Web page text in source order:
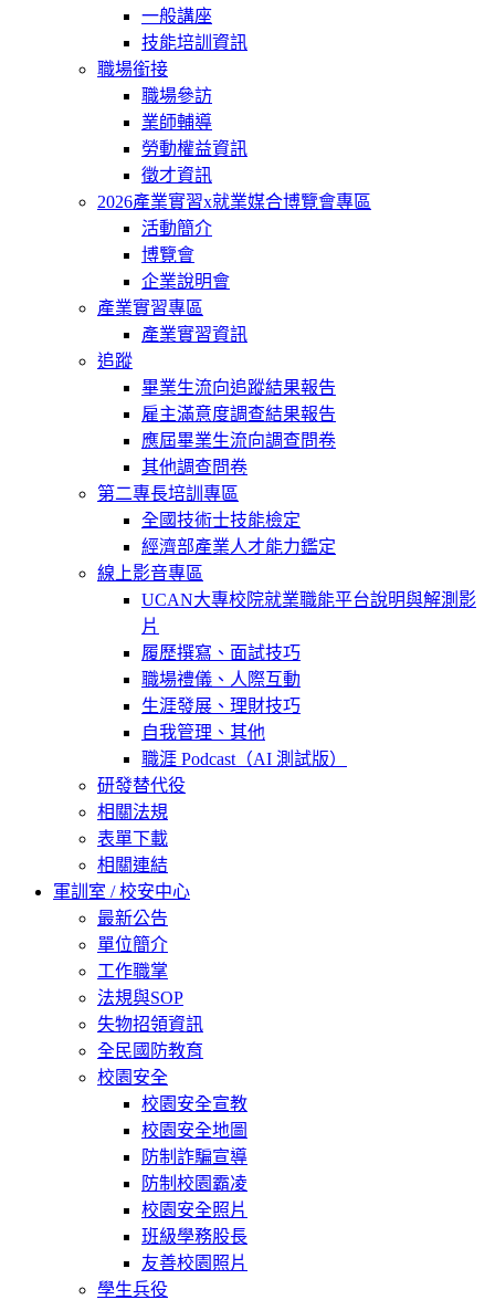
一般講座
技能培訓資訊
職場銜接
職場參訪
業師輔導
勞動權益資訊
徵才資訊
2026產業實習x就業媒合博覽會專區
活動簡介
博覽會
企業說明會
產業實習專區
產業實習資訊
追蹤
畢業生流向追蹤結果報告
雇主滿意度調查結果報告
應屆畢業生流向調查問卷
其他調查問卷
第二專長培訓專區
全國技術士技能檢定
經濟部產業人才能力鑑定
線上影音專區
UCAN大專校院就業職能平台說明與解測影
片
履歷撰寫、面試技巧
職場禮儀、人際互動
生涯發展、理財技巧
自我管理、其他
職涯 Podcast（AI 測試版）
研發替代役
相關法規
表單下載
相關連結
軍訓室 / 校安中心
最新公告
單位簡介
工作職掌
法規與SOP
失物招領資訊
全民國防教育
校園安全
校園安全宣教
校園安全地圖
防制詐騙宣導
防制校園霸凌
校園安全照片
班級學務股長
友善校園照片
學生兵役